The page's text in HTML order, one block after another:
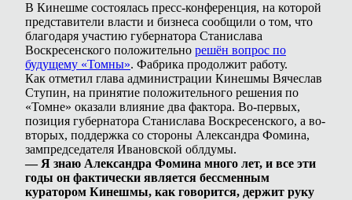
В Кинешме состоялась пресс-конференция, на которой
представители власти и бизнеса сообщили о том, что
благодаря участию губернатора Станислава
Воскресенского положительно решён вопрос по
будущему «Томны». Фабрика продолжит работу.
Как отметил глава администрации Кинешмы Вячеслав
Ступин, на принятие положительного решения по
«Томне» оказали влияние два фактора. Во-первых,
позиция губернатора Станислава Воскресенского, а во-
вторых, поддержка со стороны Александра Фомина,
зампредседателя Ивановской облдумы.
— Я знаю Александра Фомина много лет, и все эти
годы он фактически является бессменным
куратором Кинешмы, как говорится, держит руку